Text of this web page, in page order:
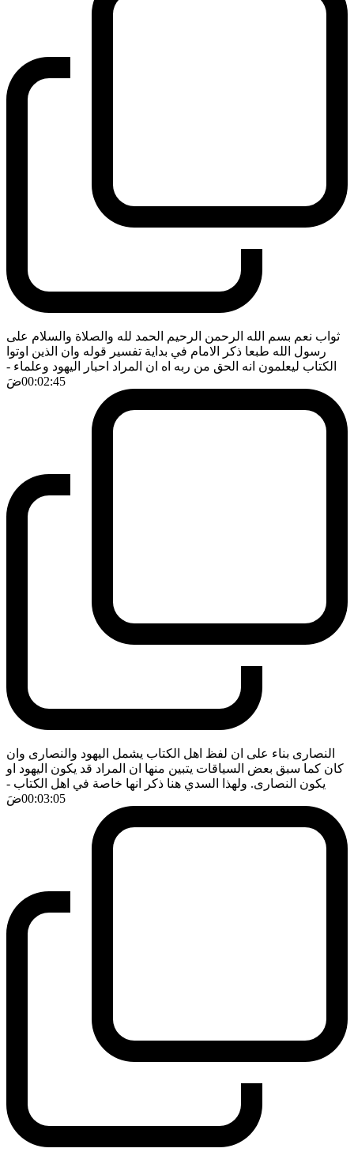
ثواب نعم بسم الله الرحمن الرحيم الحمد لله والصلاة والسلام على
رسول الله طبعا ذكر الامام في بداية تفسير قوله وان الذين اوتوا
الكتاب ليعلمون انه الحق من ربه اه ان المراد احبار اليهود وعلماء -
00:02:45ضَ
النصارى بناء على ان لفظ اهل الكتاب يشمل اليهود والنصارى وان
كان كما سبق بعض السياقات يتبين منها ان المراد قد يكون اليهود او
يكون النصارى. ولهذا السدي هنا ذكر انها خاصة في اهل الكتاب -
00:03:05ضَ